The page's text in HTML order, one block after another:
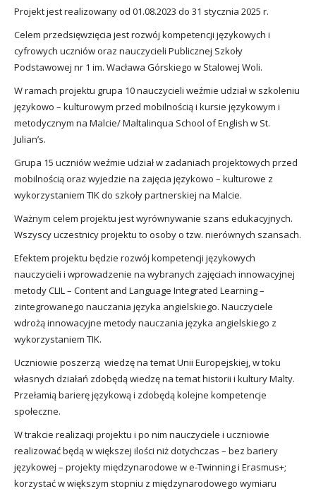
Projekt jest realizowany od 01.08.2023 do 31 stycznia 2025 r.
Celem przedsięwzięcia jest rozwój kompetencji językowych i
cyfrowych uczniów oraz nauczycieli Publicznej Szkoły
Podstawowej nr 1 im. Wacława Górskiego w Stalowej Woli.
W ramach projektu grupa 10 nauczycieli weźmie udział w szkoleniu
językowo – kulturowym przed mobilnością i kursie językowym i
metodycznym na Malcie/ Maltalinqua School of English w St.
Julian’s.
Grupa 15 uczniów weźmie udział w zadaniach projektowych przed
mobilnością oraz wyjedzie na zajęcia językowo – kulturowe z
wykorzystaniem TIK do szkoły partnerskiej na Malcie.
Ważnym celem projektu jest wyrównywanie szans edukacyjnych.
Wszyscy uczestnicy projektu to osoby o tzw. nierównych szansach.
Efektem projektu będzie rozwój kompetencji językowych
nauczycieli i wprowadzenie na wybranych zajęciach innowacyjnej
metody CLIL – Content and Language Integrated Learning –
zintegrowanego nauczania języka angielskiego. Nauczyciele
wdrożą innowacyjne metody nauczania języka angielskiego z
wykorzystaniem TIK.
Uczniowie poszerzą wiedzę na temat Unii Europejskiej, w toku
własnych działań zdobędą wiedzę na temat historii i kultury Malty.
Przełamią barierę językową i zdobędą kolejne kompetencje
społeczne.
W trakcie realizacji projektu i po nim nauczyciele i uczniowie
realizować będą w większej ilości niż dotychczas – bez bariery
językowej – projekty międzynarodowe w e-Twinning i Erasmus+;
korzystać w większym stopniu z międzynarodowego wymiaru